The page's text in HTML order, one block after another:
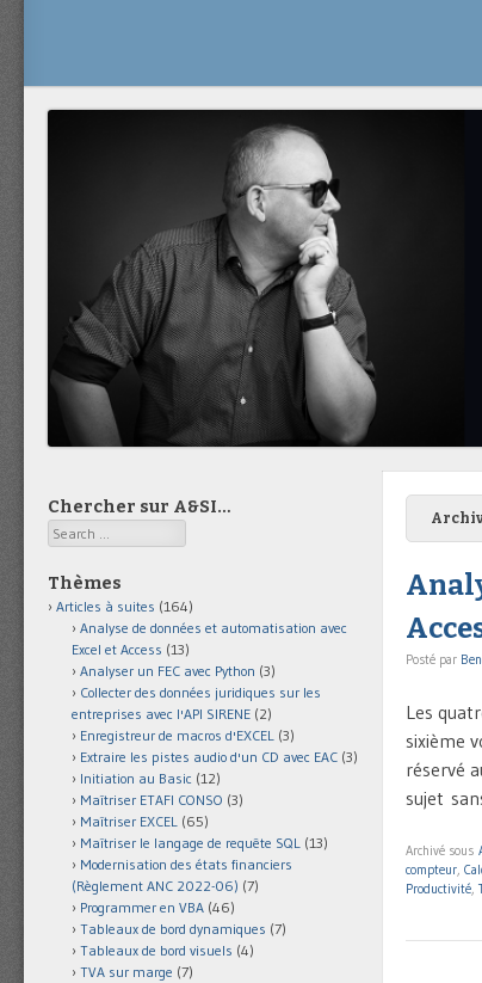
Posté par
Les
sixième
réservé
sujet
Archivé sous
compteur,
Productivité,
Chercher sur A&SI…
Search
Thèmes
Articles à suites (164)
Analyse de données et automatisation avec
Excel et Access (13)
Analyser un FEC avec Python (3)
Collecter des données juridiques sur les
entreprises avec l'API SIRENE (2)
Enregistreur de macros d'EXCEL (3)
Extraire les pistes audio d'un CD avec EAC (3)
Initiation au Basic (12)
Maîtriser ETAFI CONSO (3)
Maîtriser EXCEL (65)
Maîtriser le langage de requête SQL (13)
Modernisation des états financiers
(Règlement ANC 2022-06) (7)
Programmer en VBA (46)
Tableaux de bord dynamiques (7)
Tableaux de bord visuels (4)
TVA sur marge (7)